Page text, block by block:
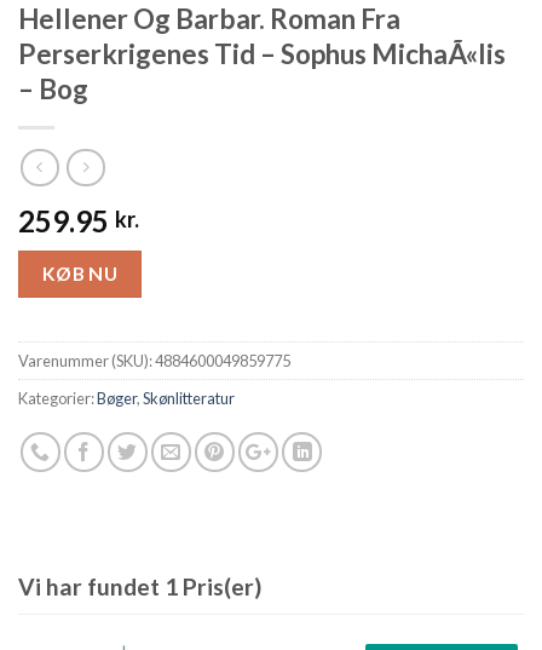
Hellener Og Barbar. Roman Fra
Perserkrigenes Tid – Sophus MichaÃ«lis
– Bog
259.95 kr.
KØB NU
Varenummer (SKU):4884600049859775
Kategorier:Bøger,Skønlitteratur
Vi har fundet 1 Pris(er)